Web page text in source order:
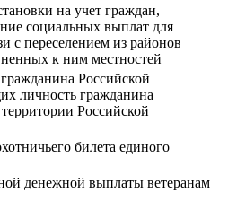
на учет граждан,
социальных выплат для
с переселением из районов
к ним местностей
Российской
личность гражданина
Российской
билета единого
денежной выплаты ветеранам